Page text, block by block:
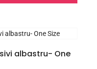
albastru- One